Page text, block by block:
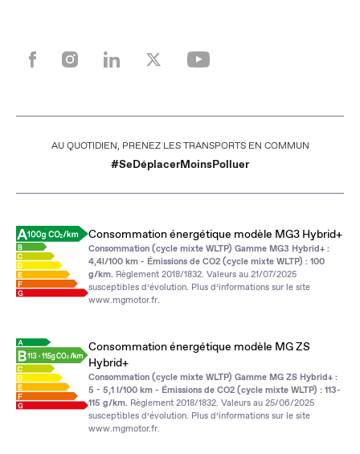
AU QUOTIDIEN, PRENEZ LES TRANSPORTS EN COMMUN
#SeDéplacerMoinsPolluer
Consommation énergétique modèle MG3 Hybrid+
Consommation (cycle mixte WLTP) Gamme MG3 Hybrid+ :
4,4l/100 km - Émissions de CO2 (cycle mixte WLTP) : 100
g/km. Règlement 2018/1832. Valeurs au 21/07/2025
susceptibles d’évolution. Plus d’informations sur le site
www.mgmotor.fr.
Consommation énergétique modèle MG ZS
Hybrid+
Consommation (cycle mixte WLTP) Gamme MG ZS Hybrid+ :
5 - 5,1 l/100 km - Émissions de CO2 (cycle mixte WLTP) : 113-
115 g/km. Règlement 2018/1832. Valeurs au 25/06/2025
susceptibles d’évolution. Plus d’informations sur le site
www.mgmotor.fr.